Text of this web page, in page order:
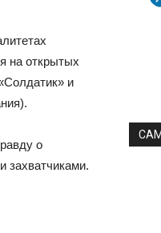
на открытых
и
о
захватчиками.